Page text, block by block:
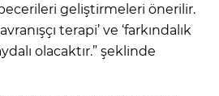
geliştirmeleri önerilir.
terapi’ ve ‘farkındalık
olacaktır.” şeklinde